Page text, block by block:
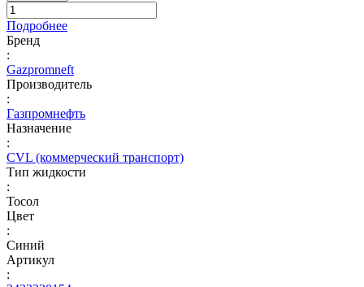
Подробнее
Бренд
:
Gazpromneft
Производитель
:
Газпромнефть
Назначение
:
CVL (коммерческий транспорт)
Тип жидкости
:
Тосол
Цвет
:
Синий
Артикул
: